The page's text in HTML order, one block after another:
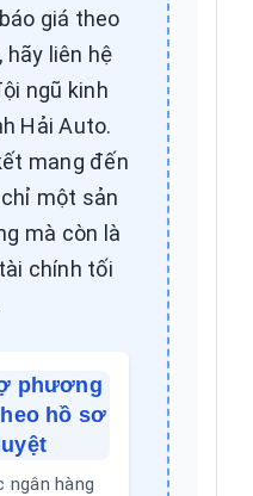
giá theo
hãy liên hệ
ngũ kinh
Hải Auto.
mang đến
một sản
mà còn là
chính tối
phương
hồ sơ
ngân hàng